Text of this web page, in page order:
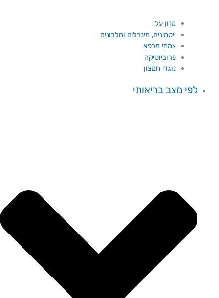
מזון על
ויטמינים, מינרלים וחלבונים
צמחי מרפא
פרוביוטיקה
נוגדי חמצון
לפי מצב בריאותי